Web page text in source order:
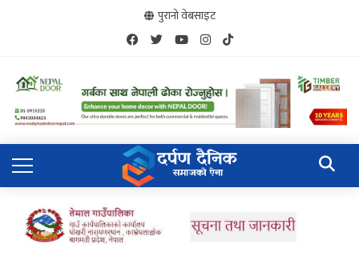
पुरानो वेबसाइट